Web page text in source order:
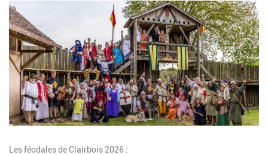
Image
Description
Les féodales de Clairbois 2026 :